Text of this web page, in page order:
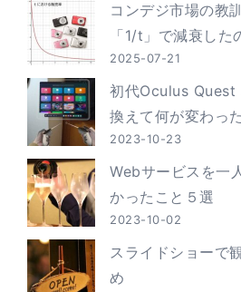
コンデジ市場の教
「1/t」で減衰した
2025-07-21
初代Oculus Quest
換えて何が変わっ
2023-10-23
Webサービスを一
かったこと５選
2023-10-02
スライドショーで
め